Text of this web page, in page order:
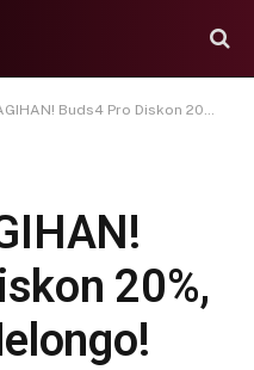
Buds4 Pro Diskon 20%, Fitur Bikin Melongo!
20%,